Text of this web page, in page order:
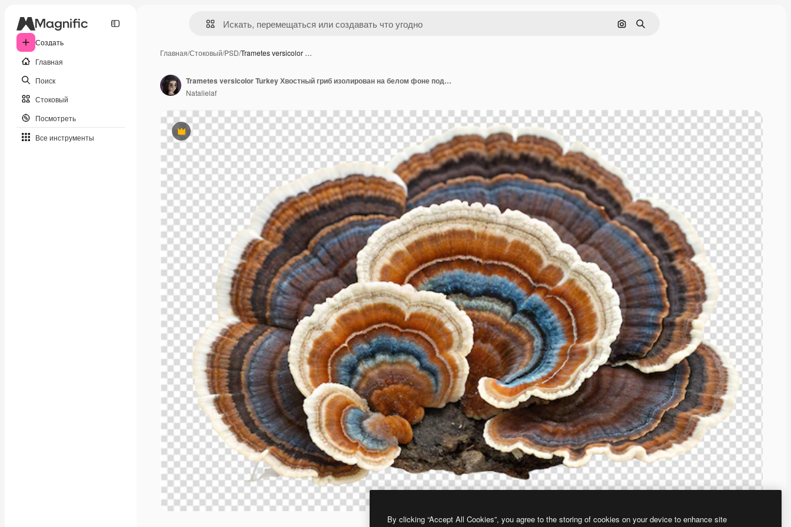
Создать
Главная
Поиск
Стоковый
Посмотреть
Все инструменты
Поиск по изображению
Поиск
Главная/Стоковый/PSD/Trametes versicolor …
Премиум
Trametes versicolor Turkey Хвостный гриб изолирован на белом фоне подробный лекарственный гриб
Natalielaf
By clicking “Accept All Cookies”, you agree to the storing of cookies on your device to enhance site